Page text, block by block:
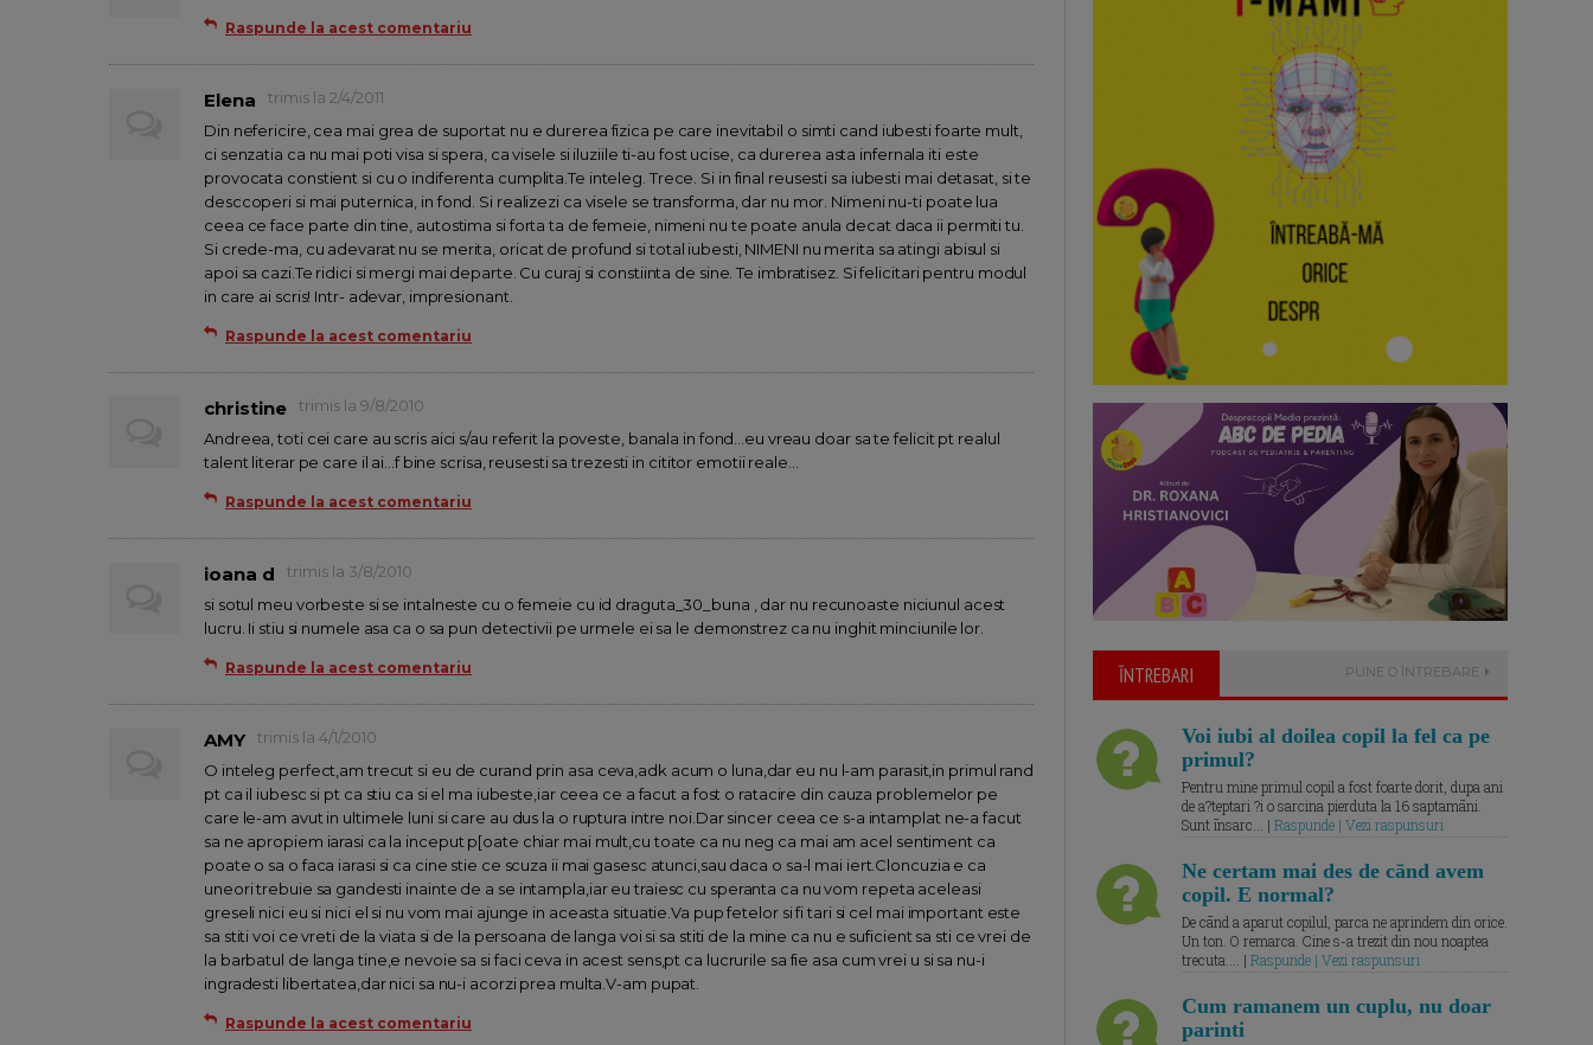
Raspunde la acest comentariu
Elena
trimis la 2/4/2011
Din nefericire, cea mai grea de suportat nu e durerea fizica pe care inevitabil o simti cand iubesti foarte mult,
ci senzatia ca nu mai poti visa si spera, ca visele si iluziile ti-au fost ucise, ca durerea asta infernala iti este
provocata constient si cu o indiferenta cumplita.Te inteleg. Trece. Si in final reusesti sa iubesti mai detasat, si te
desccoperi si mai puternica, in fond. Si realizezi ca visele se transforma, dar nu mor. Nimeni nu-ti poate lua
ceea ce face parte din tine, autostima si forta ta de femeie, nimeni nu te poate anula decat daca ii permiti tu.
Si crede-ma, cu adevarat nu se merita, oricat de profund si total iubesti, NIMENI nu merita sa atingi abisul si
apoi sa cazi.Te ridici si mergi mai departe. Cu curaj si constiinta de sine. Te imbratisez. Si felicitari pentru modul
in care ai scris! Intr- adevar, impresionant.
Raspunde la acest comentariu
christine
trimis la 9/8/2010
Andreea, toti cei care au scris aici s/au referit la poveste, banala in fond...eu vreau doar sa te felicit pt realul
talent literar pe care il ai...f bine scrisa, reusesti sa trezesti in cititor emotii reale...
Raspunde la acest comentariu
ioana d
trimis la 3/8/2010
si sotul meu vorbeste si se intalneste cu o femeie cu id draguta_30_buna , dar nu recunoaste niciunul acest
lucru. Ii stiu si numele asa ca o sa pun detectivii pe urmele ei sa le demonstrez ca nu inghit minciunile lor.
Raspunde la acest comentariu
AMY
trimis la 4/1/2010
O inteleg perfect,am trecut si eu de curand prin asa ceva,adk acum o luna,dar eu nu l-am parasit,in primul rand
pt ca il iubesc si pt ca stiu ca si el ma iubeste,iar ceea ce a facut a fost o ratacire din cauza problemelor pe
care le-am avut in ultimele luni si care au dus la o ruptura intre noi.Dar sincer ceea ce s-a intamplat ne-a facut
sa ne apropiem iarasi ca la inceput p[oate chiar mai mult,cu toate ca nu neg ca mai am acel sentiment ca
poate o sa o faca iarasi si ca cine stie ce scuza ii mai gasesc atunci,sau daca o sa-l mai iert.Cloncuzia e ca
uneori trebuie sa gandesti inainte de a se intampla,iar eu traiesc cu speranta ca nu vom repeta aceleasi
greseli nici eu si nici el si nu vom mai ajunge in aceasta situatie.Va pup fetelor si fi tari si cel mai important este
sa stiti voi ce vreti de la viata si de la persoana de langa voi si sa stiti de la mine ca nu e suficient sa sti ce vrei de
la barbatul de langa tine,e nevoie sa si faci ceva in acest sens,pt ca lucrurile sa fie asa cum vrei u si sa nu-i
ingradesti libertatea,dar nici sa nu-i acorzi prea multa.V-am pupat.
Raspunde la acest comentariu
ĪNTREBARI PUNE O ĪNTREBARE
Voi iubi al doilea copil la fel ca pe
primul?
Pentru mine primul copil a fost foarte dorit, dupa ani
de a?teptari ?i o sarcina pierduta la 16 saptamāni.
Sunt īnsarc... | Raspunde | Vezi raspunsuri
Ne certam mai des de cānd avem
copil. E normal?
De cānd a aparut copilul, parca ne aprindem din orice.
Un ton. O remarca. Cine s-a trezit din nou noaptea
trecuta.... | Raspunde | Vezi raspunsuri
Cum ramanem un cuplu, nu doar
parinti